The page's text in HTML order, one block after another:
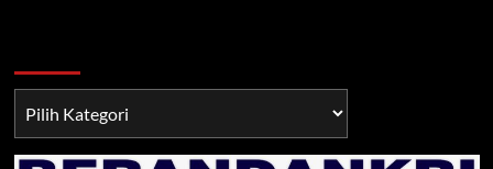
TNI/POLRI